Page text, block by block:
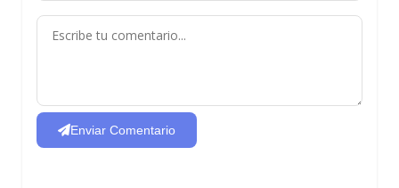
Enviar Comentario